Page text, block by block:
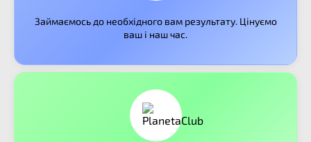
Займаємось до необхідного вам результату. Цінуємо
ваш і наш час.